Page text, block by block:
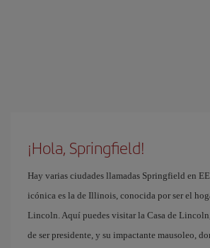
¡Hola, Springfield!
Hay varias ciudades llamadas Springfield en
icónica es la de Illinois, conocida por ser el
Lincoln. Aquí puedes visitar la Casa de
de ser presidente, y su impactante mausoleo,